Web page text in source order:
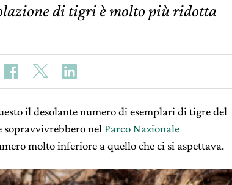
di tigri è molto più ridotta
il desolante numero di esemplari di tigre del
sopravvivrebbero nel Parco Nazionale
molto inferiore a quello che ci si aspettava.